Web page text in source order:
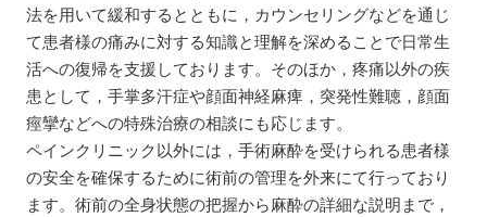
法を用いて緩和するとともに，カウンセリングなどを通じ
て患者様の痛みに対する知識と理解を深めることで日常生
活への復帰を支援しております。そのほか，疼痛以外の疾
患として，手掌多汗症や顔面神経麻痺，突発性難聴，顔面
痙攣などへの特殊治療の相談にも応じます。
ペインクリニック以外には，手術麻酔を受けられる患者様
の安全を確保するために術前の管理を外来にて行っており
ます。術前の全身状態の把握から麻酔の詳細な説明まで，